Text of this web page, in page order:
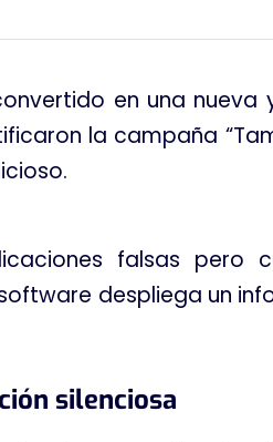
en una
la campaña
.
falsas pero
despliega un
silenciosa